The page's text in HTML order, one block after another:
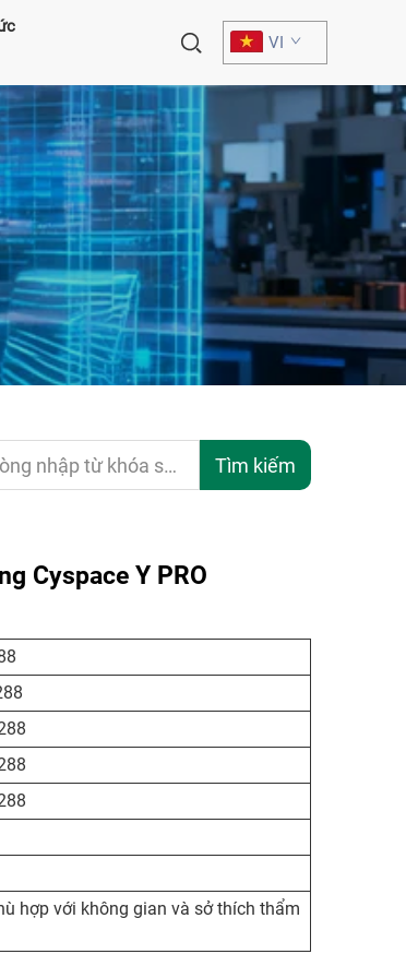
VI
Tìm kiếm
Cyspace Y PRO
hợp với không gian và sở thích thẩm